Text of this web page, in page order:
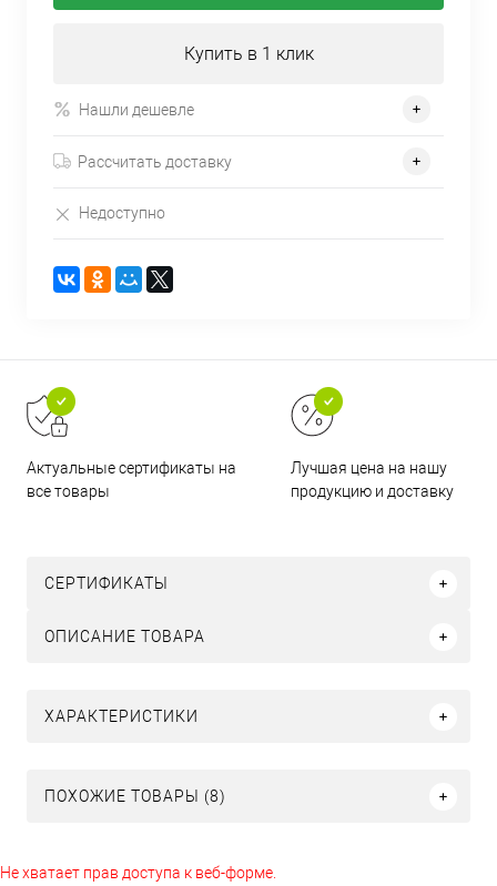
Купить в 1 клик
Нашли дешевле
Рассчитать доставку
Недоступно
Актуальные сертификаты на
все товары
Лучшая цена на нашу
продукцию и доставку
СЕРТИФИКАТЫ
ОПИСАНИЕ ТОВАРА
ХАРАКТЕРИСТИКИ
ПОХОЖИЕ ТОВАРЫ (8)
Не хватает прав доступа к веб-форме.